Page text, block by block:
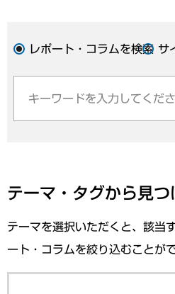
レポート・コラムを検索 サ
テーマ・タグから見つ
テーマを選択いただくと、該当
ート・コラムを絞り込むことが